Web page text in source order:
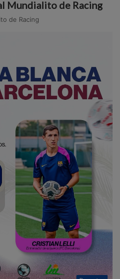
Mundialito de Racing
de Racing